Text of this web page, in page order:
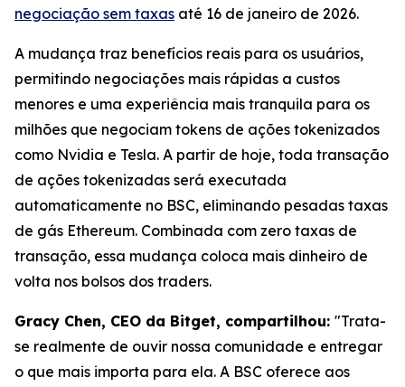
negociação sem taxas até 16 de janeiro de 2026.
A mudança traz benefícios reais para os usuários,
permitindo negociações mais rápidas a custos
menores e uma experiência mais tranquila para os
milhões que negociam tokens de ações tokenizados
como Nvidia e Tesla. A partir de hoje, toda transação
de ações tokenizadas será executada
automaticamente no BSC, eliminando pesadas taxas
de gás Ethereum. Combinada com zero taxas de
transação, essa mudança coloca mais dinheiro de
volta nos bolsos dos traders.
Gracy Chen, CEO da Bitget, compartilhou: "Trata-
se realmente de ouvir nossa comunidade e entregar
o que mais importa para ela. A BSC oferece aos